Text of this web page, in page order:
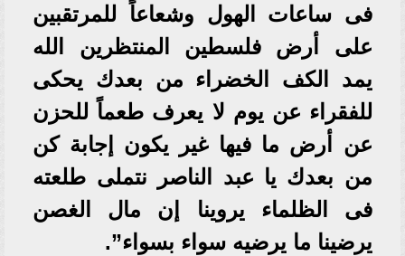
فى ساعات الهول وشعاعاً للمرتقبين
على أرض فلسطين المنتظرين الله
يمد الكف الخضراء من بعدك يحكى
للفقراء عن يوم لا يعرف طعماً للحزن
عن أرض ما فيها غير يكون إجابة كن
من بعدك يا عبد الناصر نتملى طلعته
فى الظلماء يروينا إن مال الغصن
يرضينا ما يرضيه سواء بسواء”.